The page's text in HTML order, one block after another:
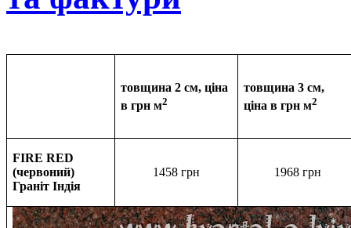
товщина 2 см, ціна
в грн м2
товщина 3 см,
ціна в грн м2
FIRE RED
(червоний)
Граніт Індія
1458 грн 1968 грн